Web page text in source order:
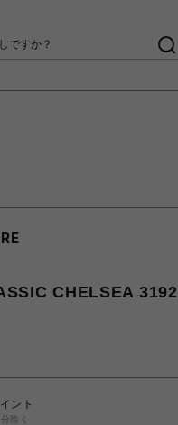
CHELSEA 3192
ント
除く